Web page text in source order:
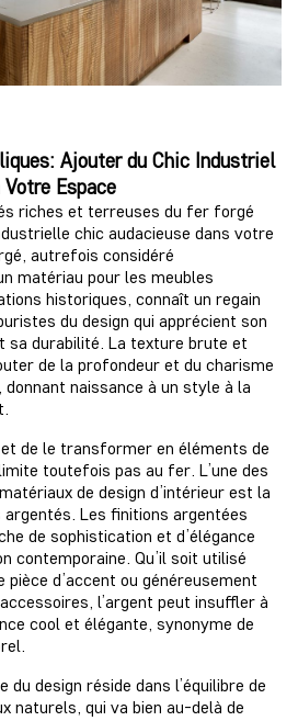
Ajouter du Chic Industriel
Votre Espace
riches et terreuses du fer forgé
chic audacieuse dans votre
autrefois considéré
matériau pour les meubles
historiques, connaît un regain
du design qui apprécient son
sa durabilité. La texture brute et
de la profondeur et du charisme
donnant naissance à un style à la
de le transformer en éléments de
toutefois pas au fer. L’une des
de design d’intérieur est la
Les finitions argentées
de sophistication et d’élégance
contemporaine. Qu’il soit utilisé
d’accent ou généreusement
l’argent peut insuffler à
cool et élégante, synonyme de
design réside dans l’équilibre de
naturels, qui va bien au-delà de